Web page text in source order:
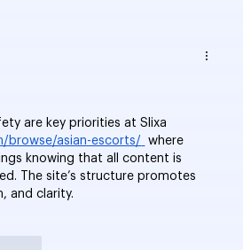
Creación de LLMs
are key priorities at Slixa
browse/asian-escorts/
where
knowing that all content is
The site’s structure promotes
and clarity.